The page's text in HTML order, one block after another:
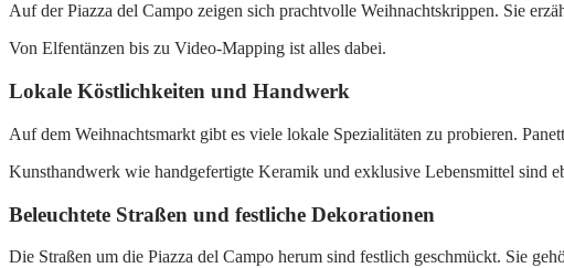
Auf der Piazza del Campo zeigen sich prachtvolle Weihnachtskrippen. Sie
Von Elfentänzen bis zu Video-Mapping ist alles dabei.
Lokale Köstlichkeiten und Handwerk
Auf dem Weihnachtsmarkt gibt es viele lokale Spezialitäten zu probieren.
Kunsthandwerk wie handgefertigte Keramik und exklusive Lebensmittel sind
Beleuchtete Straßen und festliche Dekorationen
Die Straßen um die Piazza del Campo herum sind festlich geschmückt. Sie